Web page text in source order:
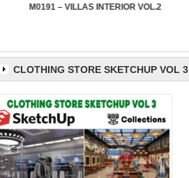
M0191 – VILLAS INTERIOR VOL.2
CLOTHING STORE SKETCHUP VOL 3